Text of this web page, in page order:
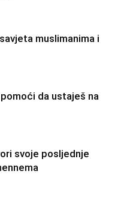
muslimanima i
da ustaješ na
svoje posljednje